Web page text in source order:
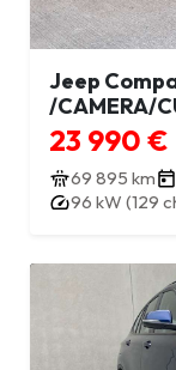
Jeep
/CAMERA/
23 990 €
69 895 km
96 kW (129